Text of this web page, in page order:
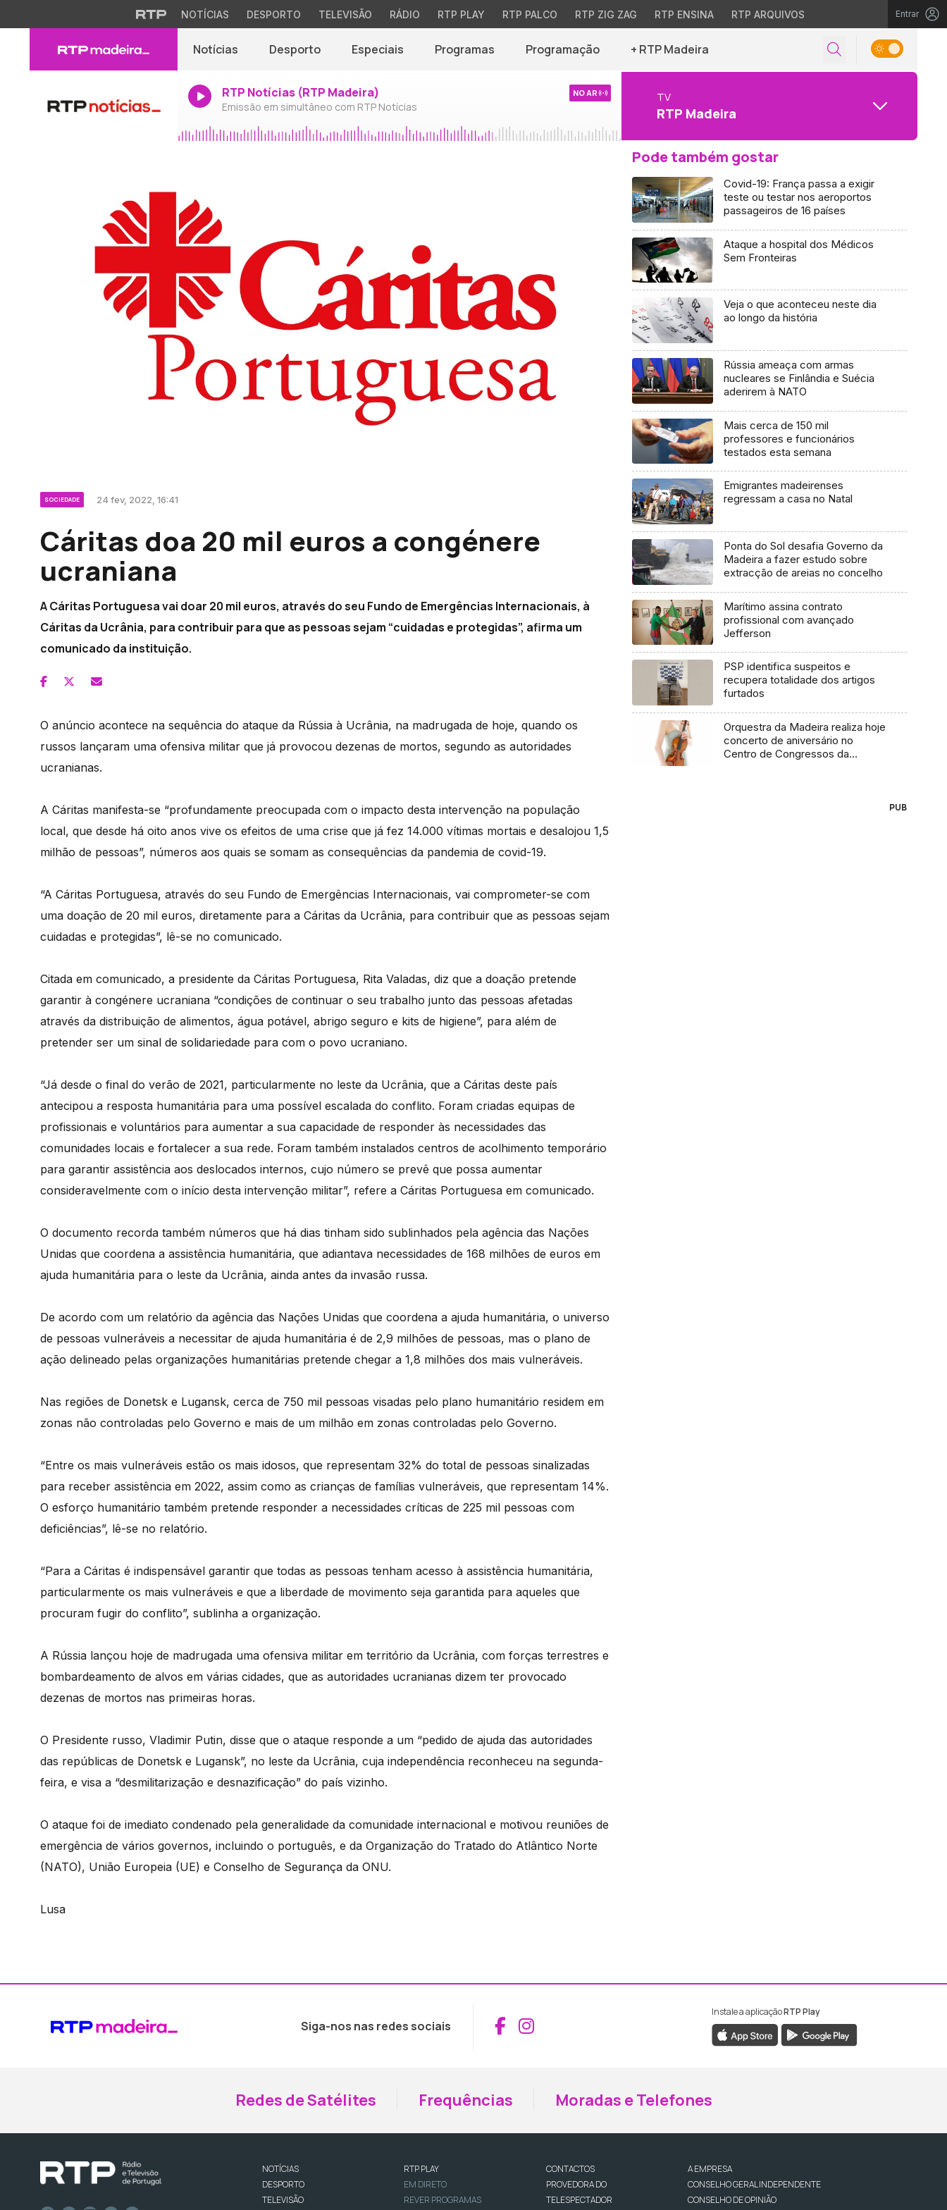
NOTÍCIAS DESPORTO TELEVISÃO RÁDIO RTP PLAY RTP PALCO RTP ZIG ZAG RTP ENSINA RTP ARQUIVOS Entrar
Notícias Desporto Especiais Programas Programação + RTP Madeira
RTP Notícias (RTP Madeira)
Emissão em simultâneo com RTP Notícias
NO AR TV
RTP Madeira
SOCIEDADE 24 fev, 2022, 16:41
Cáritas doa 20 mil euros a congénere
ucraniana
A Cáritas Portuguesa vai doar 20 mil euros, através do seu Fundo de Emergências Internacionais, à
Cáritas da Ucrânia, para contribuir para que as pessoas sejam “cuidadas e protegidas”, afirma um
comunicado da instituição.
O anúncio acontece na sequência do ataque da Rússia à Ucrânia, na madrugada de hoje, quando os
russos lançaram uma ofensiva militar que já provocou dezenas de mortos, segundo as autoridades
ucranianas.
A Cáritas manifesta-se “profundamente preocupada com o impacto desta intervenção na população
local, que desde há oito anos vive os efeitos de uma crise que já fez 14.000 vítimas mortais e desalojou 1,5
milhão de pessoas”, números aos quais se somam as consequências da pandemia de covid-19.
“A Cáritas Portuguesa, através do seu Fundo de Emergências Internacionais, vai comprometer-se com
uma doação de 20 mil euros, diretamente para a Cáritas da Ucrânia, para contribuir que as pessoas sejam
cuidadas e protegidas”, lê-se no comunicado.
Citada em comunicado, a presidente da Cáritas Portuguesa, Rita Valadas, diz que a doação pretende
garantir à congénere ucraniana “condições de continuar o seu trabalho junto das pessoas afetadas
através da distribuição de alimentos, água potável, abrigo seguro e kits de higiene”, para além de
pretender ser um sinal de solidariedade para com o povo ucraniano.
“Já desde o final do verão de 2021, particularmente no leste da Ucrânia, que a Cáritas deste país
antecipou a resposta humanitária para uma possível escalada do conflito. Foram criadas equipas de
profissionais e voluntários para aumentar a sua capacidade de responder às necessidades das
comunidades locais e fortalecer a sua rede. Foram também instalados centros de acolhimento temporário
para garantir assistência aos deslocados internos, cujo número se prevê que possa aumentar
consideravelmente com o início desta intervenção militar”, refere a Cáritas Portuguesa em comunicado.
O documento recorda também números que há dias tinham sido sublinhados pela agência das Nações
Unidas que coordena a assistência humanitária, que adiantava necessidades de 168 milhões de euros em
ajuda humanitária para o leste da Ucrânia, ainda antes da invasão russa.
De acordo com um relatório da agência das Nações Unidas que coordena a ajuda humanitária, o universo
de pessoas vulneráveis a necessitar de ajuda humanitária é de 2,9 milhões de pessoas, mas o plano de
ação delineado pelas organizações humanitárias pretende chegar a 1,8 milhões dos mais vulneráveis.
Nas regiões de Donetsk e Lugansk, cerca de 750 mil pessoas visadas pelo plano humanitário residem em
zonas não controladas pelo Governo e mais de um milhão em zonas controladas pelo Governo.
“Entre os mais vulneráveis estão os mais idosos, que representam 32% do total de pessoas sinalizadas
para receber assistência em 2022, assim como as crianças de famílias vulneráveis, que representam 14%.
O esforço humanitário também pretende responder a necessidades críticas de 225 mil pessoas com
deficiências”, lê-se no relatório.
“Para a Cáritas é indispensável garantir que todas as pessoas tenham acesso à assistência humanitária,
particularmente os mais vulneráveis e que a liberdade de movimento seja garantida para aqueles que
procuram fugir do conflito”, sublinha a organização.
A Rússia lançou hoje de madrugada uma ofensiva militar em território da Ucrânia, com forças terrestres e
bombardeamento de alvos em várias cidades, que as autoridades ucranianas dizem ter provocado
dezenas de mortos nas primeiras horas.
O Presidente russo, Vladimir Putin, disse que o ataque responde a um “pedido de ajuda das autoridades
das repúblicas de Donetsk e Lugansk”, no leste da Ucrânia, cuja independência reconheceu na segunda-
feira, e visa a “desmilitarização e desnazificação” do país vizinho.
O ataque foi de imediato condenado pela generalidade da comunidade internacional e motivou reuniões de
emergência de vários governos, incluindo o português, e da Organização do Tratado do Atlântico Norte
(NATO), União Europeia (UE) e Conselho de Segurança da ONU.
Lusa
Pode também gostar
Covid-19: França passa a exigir
teste ou testar nos aeroportos
passageiros de 16 países
Ataque a hospital dos Médicos
Sem Fronteiras
Veja o que aconteceu neste dia
ao longo da história
Rússia ameaça com armas
nucleares se Finlândia e Suécia
aderirem à NATO
Mais cerca de 150 mil
professores e funcionários
testados esta semana
Emigrantes madeirenses
regressam a casa no Natal
Ponta do Sol desafia Governo da
Madeira a fazer estudo sobre
extracção de areias no concelho
Marítimo assina contrato
profissional com avançado
Jefferson
PSP identifica suspeitos e
recupera totalidade dos artigos
furtados
Orquestra da Madeira realiza hoje
concerto de aniversário no
Centro de Congressos da
PUB
Siga-nos nas redes sociais Aceder ao Facebook da RTP Madeira
Aceder ao Instagram da RTP Madeira
Instale a aplicaçãoRTP Play
Redes de Satélites Frequências Moradas e Telefones
NOTÍCIAS
DESPORTO
TELEVISÃO
RTP PLAY
EM DIRETO
REVER PROGRAMAS
CONTACTOS
PROVEDORA DO
TELESPECTADOR
A EMPRESA
CONSELHO GERAL INDEPENDENTE
CONSELHO DE OPINIÃO